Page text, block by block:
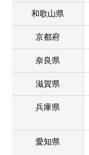
和歌山県
京都府
奈良県
滋賀県
兵庫県
愛知県